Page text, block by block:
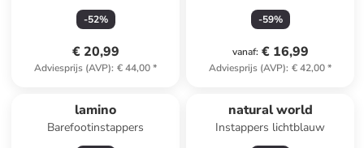
-52%
€ 20,99
Adviesprijs (AVP): € 44,00*
-59%
vanaf: € 16,99
Adviesprijs (AVP): € 42,00*
lamino
Barefootinstappers
natural world
Instappers lichtblauw